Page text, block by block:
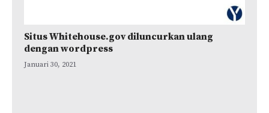
Situs Whitehouse.gov diluncurkan ulang
dengan wordpress
Januari 30, 2021